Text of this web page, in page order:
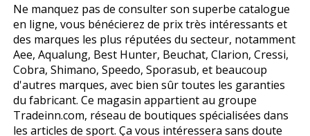
Ne manquez pas de consulter son superbe catalogue
en ligne, vous bénéficierez de prix très intéressants et
des marques les plus réputées du secteur, notamment
Aee, Aqualung, Best Hunter, Beuchat, Clarion, Cressi,
Cobra, Shimano, Speedo, Sporasub, et beaucoup
d'autres marques, avec bien sûr toutes les garanties
du fabricant. Ce magasin appartient au groupe
Tradeinn.com, réseau de boutiques spécialisées dans
les articles de sport. Ça vous intéressera sans doute